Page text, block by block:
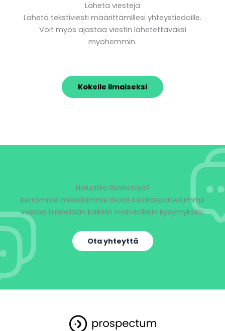
Lähetä viestejä
Lähetä tekstiviesti määrittämillesi yhteystiedoille.
Voit myös ajastaa viestin lähetettäväksi
myöhemmin.
Kokeile ilmaiseksi
Haluatko lisätietoja?
Kerromme mielellämme lisää! Asiakaspalvelumme
vastaa mielellään kaikkiin mahdollisiin kysymyksiisi.
Ota yhteyttä